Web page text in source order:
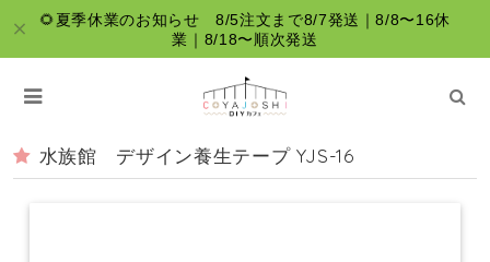
🌻夏季休業のお知らせ 8/5注文まで8/7発送｜8/8〜16休
業｜8/18〜順次発送
水族館 デザイン養生テープ YJS-16